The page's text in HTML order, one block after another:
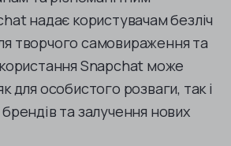
надає користувачам безліч
творчого самовираження та
Snapchat може
для особистого розваги, так і
та залучення нових